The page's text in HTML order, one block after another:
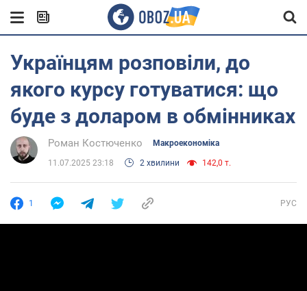
Українцям розповіли, до
якого курсу готуватися: що
буде з доларом в обмінниках
Роман Костюченко Mакроекономіка
11.07.2025 23:18 2 хвилини 142,0 т.
1 РУС